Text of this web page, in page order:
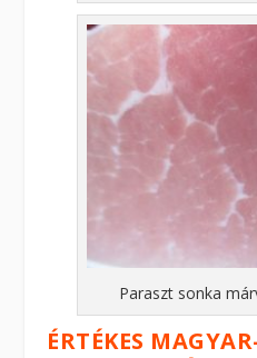
Paraszt sonka
ÉRTÉKES